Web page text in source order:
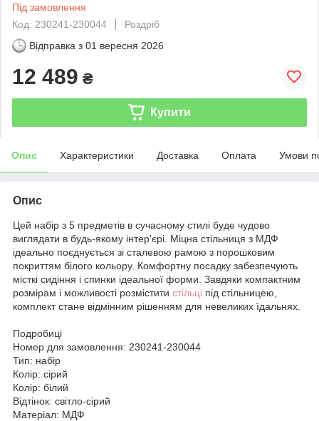
Під замовлення
Код: 230241-230044
Роздріб
Відправка з 01 вересня 2026
12 489 ₴
Купити
Опис Характеристики Доставка Оплата Умови
Опис
Цей набір з 5 предметів в сучасному стилі буде чудово
виглядати в будь-якому інтер'єрі. Міцна стільниця з МДФ
ідеально поєднується зі сталевою рамою з порошковим
покриттям білого кольору. Комфортну посадку забезпечують
місткі сидіння і спинки ідеальної форми. Завдяки компактним
розмірам і можливості розмістити стільці під стільницею,
комплект стане відмінним рішенням для невеликих їдальнях.
Подробиці
Номер для замовлення: 230241-230044
Тип: набір
Колір: сірий
Колір: білий
Відтінок: світло-сірий
Матеріал: МДФ